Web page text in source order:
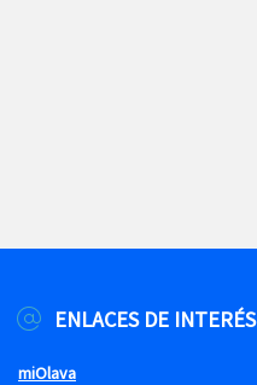
ENLACES DE INTERÉS
miOlava